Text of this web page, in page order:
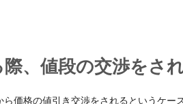
、値段の交渉をさ
価格の値引き交渉をされるというケー